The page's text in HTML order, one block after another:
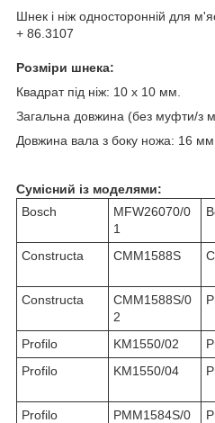
Шнек і ніж односторонній для
+ 86.3107
Розміри шнека:
Квадрат під ніж: 10 х 10 мм.
Загальна довжина (без муфти/
Довжина вала з боку ножа: 16 мм.
Сумісний із моделями:
Bosch
MFW26070/0
1
Constructa
CMM1588S
Constructa
CMM1588S/0
2
Profilo KM1550/02
Profilo
KM1550/04
Profilo
PMM1584S/0